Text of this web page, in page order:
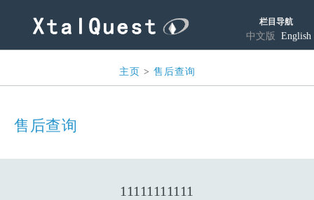
栏目导航
中文版 English
主页 > 售后查询
售后查询
11111111111